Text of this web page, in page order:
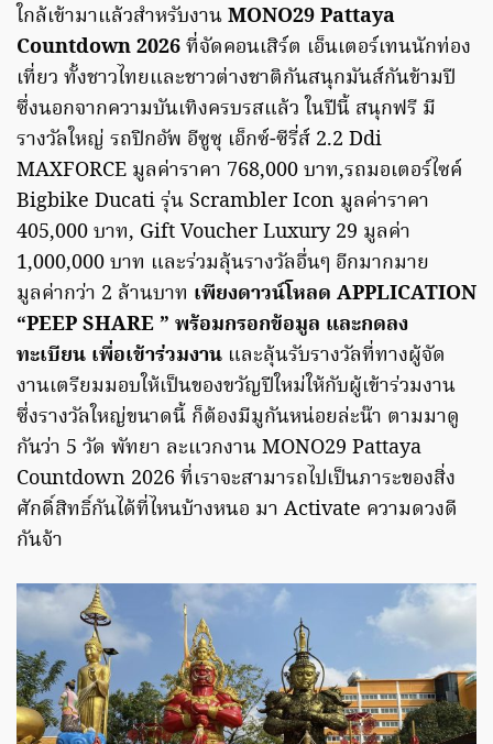
ใกล้เข้ามาแล้วสำหรับงานMONO29 Pattaya
Countdown 2026ที่จัดคอนเสิร์ต เอ็นเตอร์เทนนักท่อง
เที่ยว ทั้งชาวไทยและชาวต่างชาติกันสนุกมันส์กันข้ามปี
ซึ่งนอกจากความบันเทิงครบรสแล้ว ในปีนี้ สนุกฟรี มี
รางวัลใหญ่ รถปิกอัพ อีซูซุ เอ็กซ์-ซีรี่ส์ 2.2 Ddi
MAXFORCE มูลค่าราคา 768,000 บาท,รถมอเตอร์ไซค์
Bigbike Ducati รุ่น Scrambler Icon มูลค่าราคา
405,000 บาท, Gift Voucher Luxury 29 มูลค่า
1,000,000 บาท และร่วมลุ้นรางวัลอื่นๆ อีกมากมาย
มูลค่ากว่า 2 ล้านบาท เพียงดาวน์โหลด APPLICATION
“PEEP SHARE ” พร้อมกรอกข้อมูล และกดลง
ทะเบียน เพื่อเข้าร่วมงาน และลุ้นรับรางวัลที่ทางผู้จัด
งานเตรียมมอบให้เป็นของขวัญปีใหม่ให้กับผู้เข้าร่วมงาน
ซึ่งรางวัลใหญ่ขนาดนี้ ก็ต้องมีมูกันหน่อยล่ะน๊า ตามมาดู
กันว่า 5 วัด พัทยา ละแวกงาน MONO29 Pattaya
Countdown 2026 ที่เราจะสามารถไปเป็นภาระของสิ่ง
ศักดิ์สิทธิ์กันได้ที่ไหนบ้างหนอ มา Activate ความดวงดี
กันจ้า